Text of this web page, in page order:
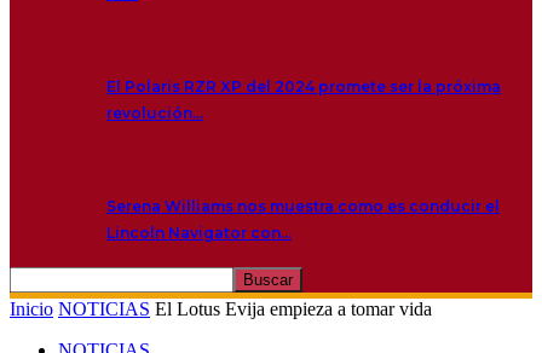
El Polaris RZR XP del 2024 promete ser la próxima
revolución…
Serena Williams nos muestra como es conducir el
Lincoln Navigator con…
Inicio NOTICIAS El Lotus Evija empieza a tomar vida